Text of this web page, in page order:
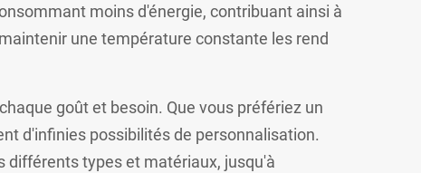
moins d'énergie, contribuant ainsi à
une température constante les rend
goût et besoin. Que vous préfériez un
d'infinies possibilités de personnalisation.
différents types et matériaux, jusqu'à